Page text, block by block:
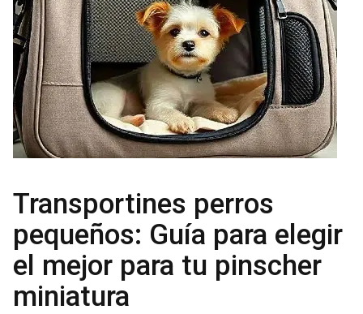
Transportines perros
pequeños: Guía para elegir
el mejor para tu pinscher
miniatura